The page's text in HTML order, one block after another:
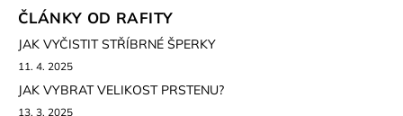
ČLÁNKY OD RAFITY
JAK VYČISTIT STŘÍBRNÉ ŠPERKY
11. 4. 2025
JAK VYBRAT VELIKOST PRSTENU?
13. 3. 2025